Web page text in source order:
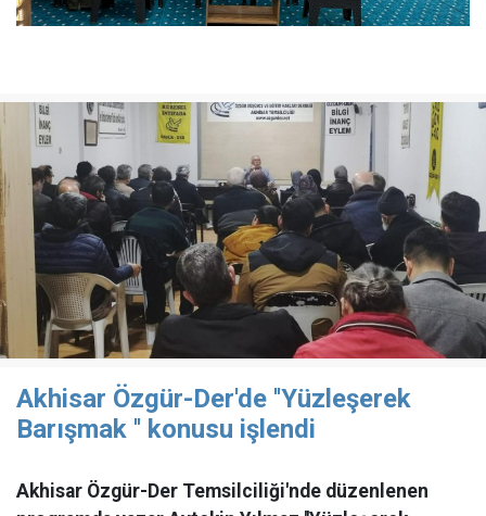
Akhisar Özgür-Der'de ''Yüzleşerek
Barışmak '' konusu işlendi
Akhisar Özgür-Der Temsilciliği'nde düzenlenen